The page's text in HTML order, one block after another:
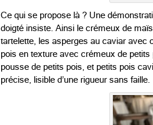
Ce qui se propose là ? Une
doigté insiste. Ainsi le crémeux de
tartelette, les asperges au caviar avec
pois en texture avec crémeux de petits
pousse de petits pois, et petits pois
précise, lisible d’une rigueur sans faille.